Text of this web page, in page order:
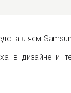
в дизайне и